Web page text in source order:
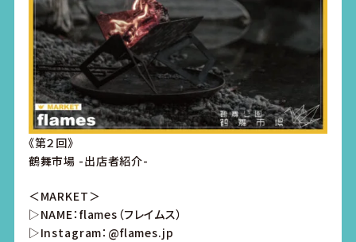
《第２回》
鶴舞市場 -出店者紹介-
＜MARKET＞
▷NAME：flames（フレイムス）
▷Instagram：@flames.jp